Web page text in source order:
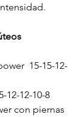
15-15-12-
12-12-10-8
con piernas